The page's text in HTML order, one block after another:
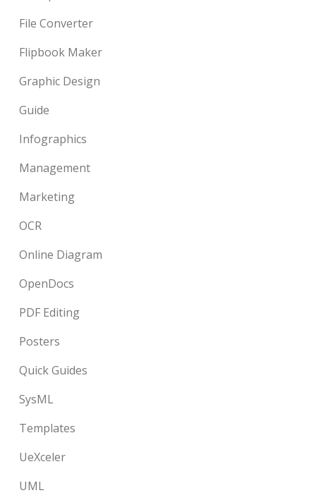
File Converter
Flipbook Maker
Graphic Design
Guide
Infographics
Management
Marketing
OCR
Online Diagram
OpenDocs
PDF Editing
Posters
Quick Guides
SysML
Templates
UeXceler
UML